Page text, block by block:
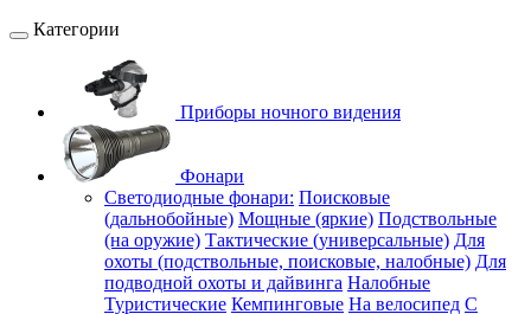
Категории
Приборы ночного видения
Фонари
Светодиодные фонари: Поисковые
(дальнобойные) Мощные (яркие) Подствольные
(на оружие) Тактические (универсальные) Для
охоты (подствольные, поисковые, налобные) Для
подводной охоты и дайвинга Налобные
Туристические Кемпинговые На велосипед С